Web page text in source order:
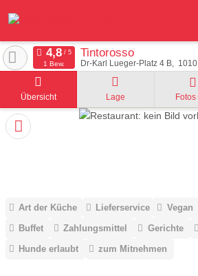
Tintorosso
Dr-Karl Lueger-Platz 4 B 1010
1 Bew.
Übersicht Lage Fotos
Art der Küche Lieferservice Vegan
Buffet
Zahlungsmittel Gerichte
Hunde erlaubt
zum Mitnehmen